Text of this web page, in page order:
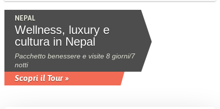
NEPAL
Wellness, luxury e
cultura in Nepal
Pacchetto benessere e visite 8 giorni/7
notti
Scopri il Tour »